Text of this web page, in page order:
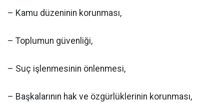
– Kamu düzeninin korunması,
– Toplumun güvenliği,
– Suç işlenmesinin önlenmesi,
– Başkalarının hak ve özgürlüklerinin korunması,